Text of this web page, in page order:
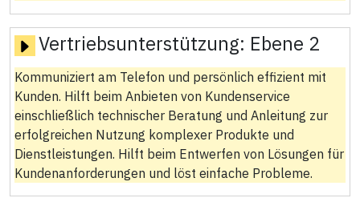
Vertriebsunterstützung: Ebene 2
Kommuniziert am Telefon und persönlich effizient mit
Kunden. Hilft beim Anbieten von Kundenservice
einschließlich technischer Beratung und Anleitung zur
erfolgreichen Nutzung komplexer Produkte und
Dienstleistungen. Hilft beim Entwerfen von Lösungen für
Kundenanforderungen und löst einfache Probleme.